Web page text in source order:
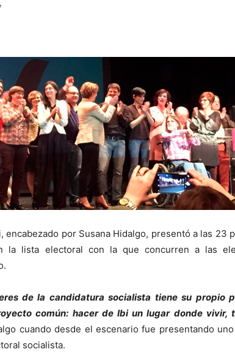
encabezado por Susana Hidalgo, presentó a las 23
la lista electoral con la que concurren a las
de la candidatura socialista tiene su propio
común: hacer de Ibi un lugar donde vivir,
cuando desde el escenario fue presentando
socialista.